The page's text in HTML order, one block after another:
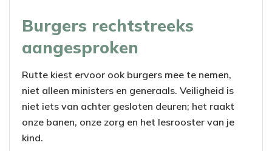
Burgers rechtstreeks
aangesproken
Rutte kiest ervoor ook burgers mee te nemen,
niet alleen ministers en generaals. Veiligheid is
niet iets van achter gesloten deuren; het raakt
onze banen, onze zorg en het lesrooster van je
kind.